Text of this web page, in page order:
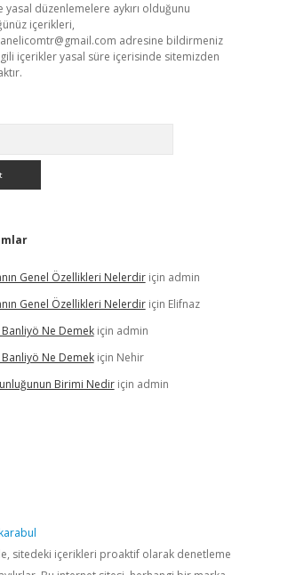
yasal düzenlemelere aykırı olduğunu
içerikleri,
adresine bildirmeniz
içerikler yasal süre içerisinde sitemizden
Genel Özellikleri Nelerdiriçin admin
Genel Özellikleri Nelerdiriçin Elifnaz
Ne Demekiçin admin
Ne Demekiçin Nehir
Birimi Nediriçin admin
sitedeki içerikleri proaktif olarak denetleme